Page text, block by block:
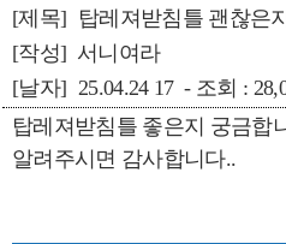
[제목] 탑레져받침틀 괜찮은
[작성] 서니여라
[날자] 25.04.24 17 - 조회 :
탑레져받침틀 좋은지 궁금합
알려주시면 감사합니다..